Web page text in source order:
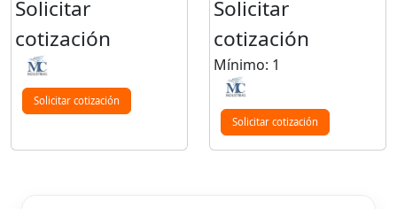
Solicitar
cotización
Solicitar cotización
Solicitar
cotización
Mínimo: 1
Solicitar cotización